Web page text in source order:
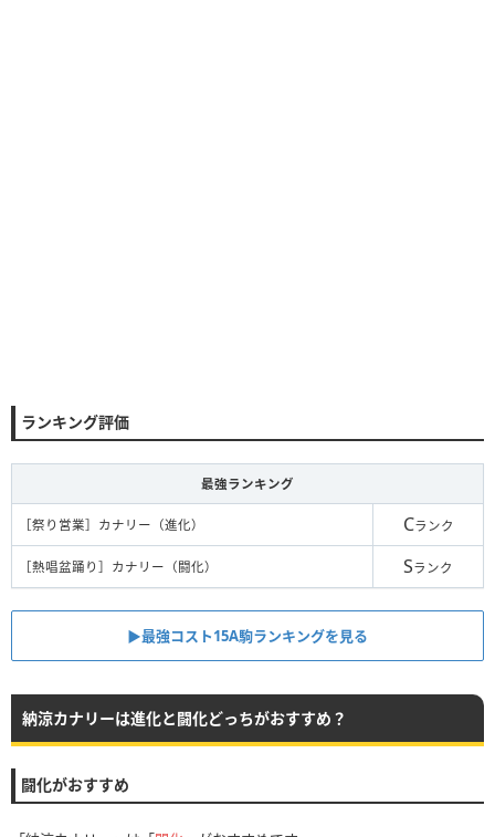
ランキング評価
最強ランキング
［祭り営業］カナリー（進化） Cランク
［熱唱盆踊り］カナリー（闘化） Sランク
▶︎最強コスト15A駒ランキングを見る
納涼カナリーは進化と闘化どっちがおすすめ？
闘化がおすすめ